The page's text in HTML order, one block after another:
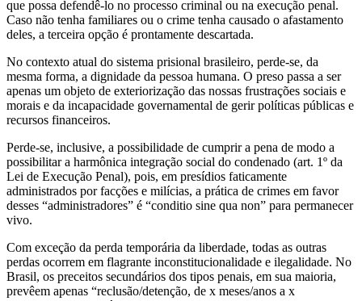
que possa defendê-lo no processo criminal ou na execução penal.
Caso não tenha familiares ou o crime tenha causado o afastamento
deles, a terceira opção é prontamente descartada.
No contexto atual do sistema prisional brasileiro, perde-se, da
mesma forma, a dignidade da pessoa humana. O preso passa a ser
apenas um objeto de exteriorização das nossas frustrações sociais e
morais e da incapacidade governamental de gerir políticas públicas e
recursos financeiros.
Perde-se, inclusive, a possibilidade de cumprir a pena de modo a
possibilitar a harmônica integração social do condenado (art. 1º da
Lei de Execução Penal), pois, em presídios faticamente
administrados por facções e milícias, a prática de crimes em favor
desses “administradores” é “conditio sine qua non” para permanecer
vivo.
Com exceção da perda temporária da liberdade, todas as outras
perdas ocorrem em flagrante inconstitucionalidade e ilegalidade. No
Brasil, os preceitos secundários dos tipos penais, em sua maioria,
prevêem apenas “reclusão/detenção, de x meses/anos a x